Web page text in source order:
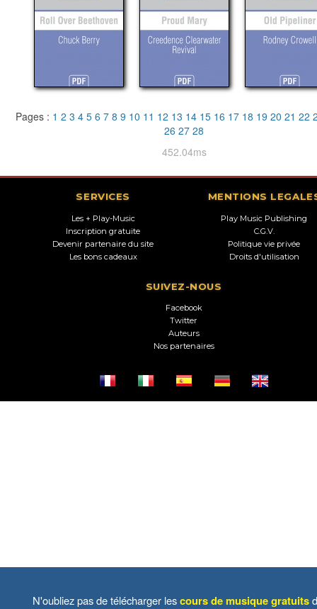
Pages : 1 2 3 4 5 6 7 8 9 10 11 12 13 14 15 16 17 18 19 20 21 22
26 27 28
452.04ms
SERVICES
Les + Play-Music
Inscription gratuite
Devenir partenaire du site
Les bons cadeaux
MENTIONS
Play Music Publishing
C.G.V.
Politique vie privée
Droits d'utilisation
SUIVEZ-NOUS
Facebook
Twitter
Auteurs
Nos partenaires
N'oubliez pas de télécharger lescours de musique gratuits